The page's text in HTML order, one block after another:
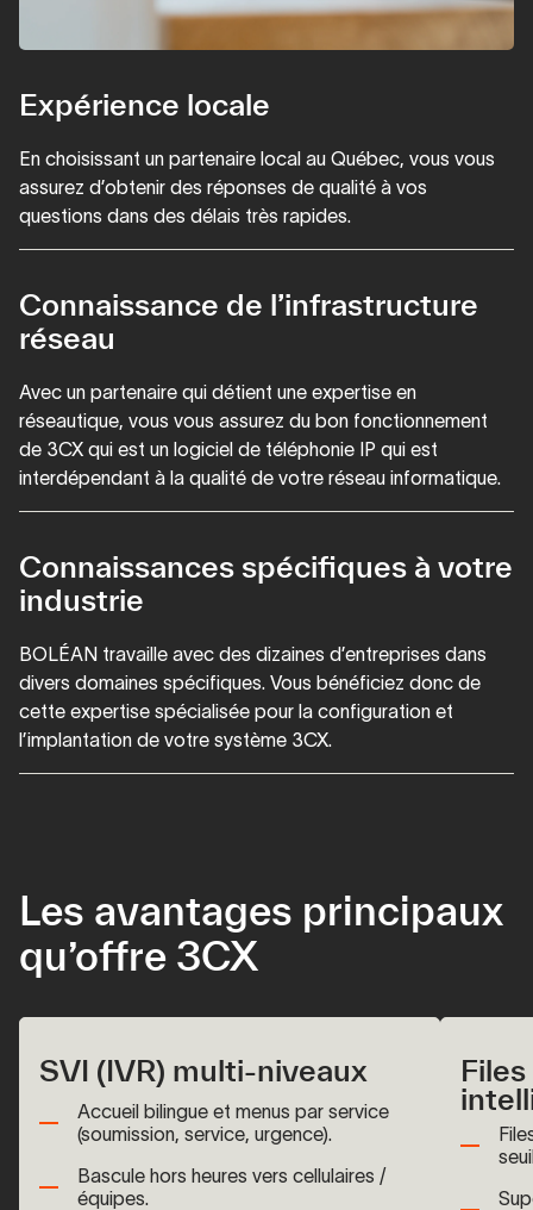
Expérience locale
En choisissant un partenaire local au Québec, vous vous
assurez d’obtenir des réponses de qualité à vos
questions dans des délais très rapides.
Connaissance de l’infrastructure
réseau
Avec un partenaire qui détient une expertise en
réseautique, vous vous assurez du bon fonctionnement
de 3CX qui est un logiciel de téléphonie IP qui est
interdépendant à la qualité de votre réseau informatique.
Connaissances spécifiques à votre
industrie
BOLÉAN travaille avec des dizaines d’entreprises dans
divers domaines spécifiques. Vous bénéficiez donc de
cette expertise spécialisée pour la configuration et
l’implantation de votre système 3CX.
Les avantages principaux
qu’offre 3CX
SVI (IVR) multi-niveaux
Accueil bilingue et menus par service
(soumission, service, urgence).
Bascule hors heures vers cellulaires /
équipes.